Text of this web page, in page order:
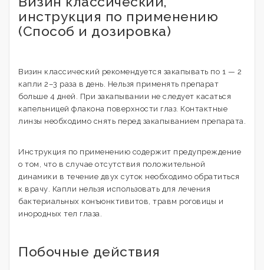
инструкция по применению
(Способ и дозировка)
Визин классический рекомендуется закапывать по 1 — 2
капли 2–3 раза в день. Нельзя применять препарат
больше 4 дней. При закапывании не следует касаться
капельницей флакона поверхности глаз. Контактные
линзы необходимо снять перед закапыванием препарата.
Инструкция по применению содержит предупреждение
о том, что в случае отсутствия положительной
динамики в течение двух суток необходимо обратиться
к врачу. Капли нельзя использовать для лечения
бактериальных конъюнктивитов, травм роговицы и
инородных тел глаза.
Побочные действия